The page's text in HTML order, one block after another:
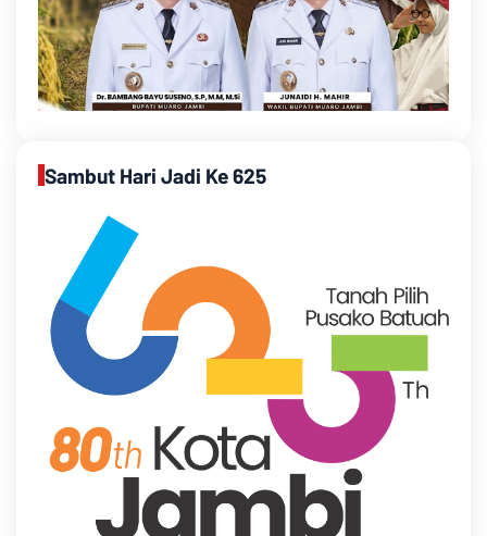
Sambut Hari Jadi Ke 625